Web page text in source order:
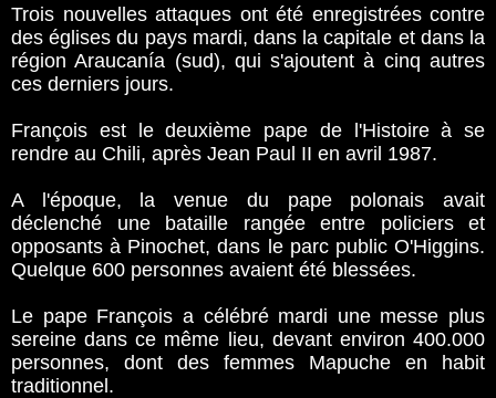
Trois nouvelles attaques ont été enregistrées contre
des églises du pays mardi, dans la capitale et dans la
région Araucanía (sud), qui s'ajoutent à cinq autres
ces derniers jours.
François est le deuxième pape de l'Histoire à se
rendre au Chili, après Jean Paul II en avril 1987.
A l'époque, la venue du pape polonais avait
déclenché une bataille rangée entre policiers et
opposants à Pinochet, dans le parc public O'Higgins.
Quelque 600 personnes avaient été blessées.
Le pape François a célébré mardi une messe plus
sereine dans ce même lieu, devant environ 400.000
personnes, dont des femmes Mapuche en habit
traditionnel.